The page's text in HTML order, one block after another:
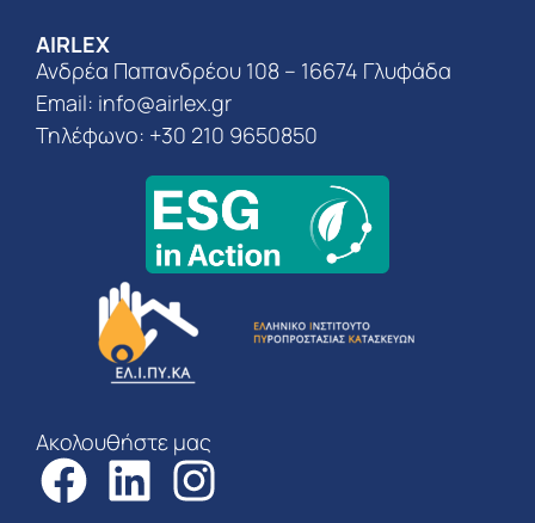
AIRLEX
Ανδρέα Παπανδρέου 108 – 16674 Γλυφάδα
Email: info@airlex.gr
Τηλέφωνο: +30 210 9650850
Ακολουθήστε μας